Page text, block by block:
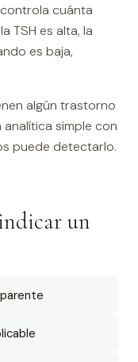
cuánta
TSH es alta, la
es baja,
algún trastorno
simple con
puede detectarlo.
un